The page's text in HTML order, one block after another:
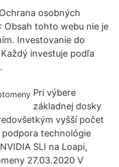
osobných
Obsah tohto webu nie je
Investovanie do
investuje podľa
Pri výbere
základnej dosky
vyšší počet
technológie
SLI na Loapi,
27.03.2020 V